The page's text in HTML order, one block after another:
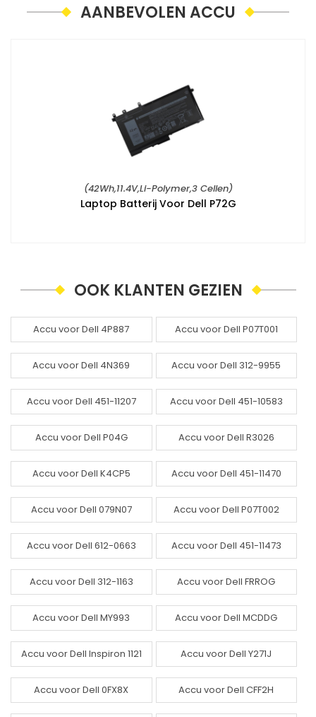
AANBEVOLEN ACCU
(42Wh,11.4V,Li-Polymer,3 Cellen)
Laptop Batterij Voor Dell P72G
OOK KLANTEN GEZIEN
Accu voor Dell 4P887 Accu voor Dell P07T001
Accu voor Dell 4N369 Accu voor Dell 312-9955
Accu voor Dell 451-11207 Accu voor Dell 451-10583
Accu voor Dell P04G Accu voor Dell R3026
Accu voor Dell K4CP5 Accu voor Dell 451-11470
Accu voor Dell 079N07 Accu voor Dell P07T002
Accu voor Dell 612-0663 Accu voor Dell 451-11473
Accu voor Dell 312-1163 Accu voor Dell FRROG
Accu voor Dell MY993 Accu voor Dell MCDDG
Accu voor Dell Inspiron 1121 Accu voor Dell Y271J
Accu voor Dell 0FX8X Accu voor Dell CFF2H